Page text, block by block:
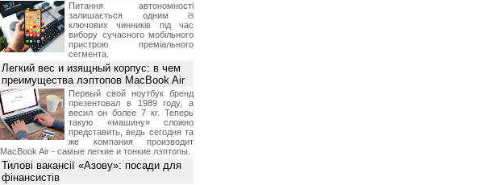
Питання автономності
залишається одним із
ключових чинників під час
вибору сучасного мобільного
пристрою преміального
сегмента.
Легкий вес и изящный корпус: в чем
преимущества лэптопов MacBook Air
Первый свой ноутбук бренд
презентовал в 1989 году, а
весил он более 7 кг. Теперь
такую «машину» сложно
представить, ведь сегодня та
же компания производит
MacBook Air - самые легкие и тонкие лэптопы.
Тилові вакансії «Азову»: посади для
фінансистів